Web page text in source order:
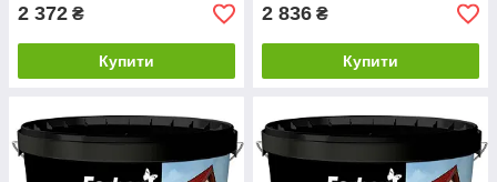
2 372 ₴
Купити
2 836 ₴
Купити